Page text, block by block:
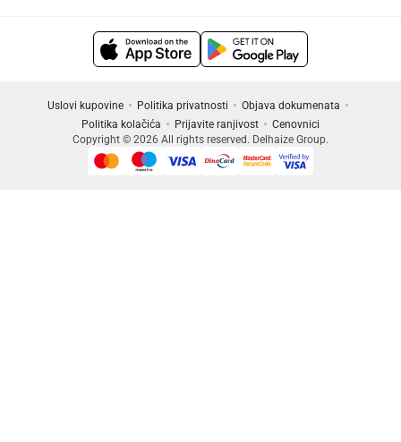
Uslovi kupovine Politika privatnosti
Objava dokumenata
Politika kolačića
Prijavite ranjivost
Cenovnici
Copyright © 2026 All rights reserved. Delhaize Group.